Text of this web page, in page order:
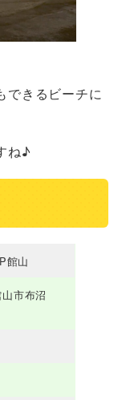
できるビーチに
ね♪
館山
市布沼